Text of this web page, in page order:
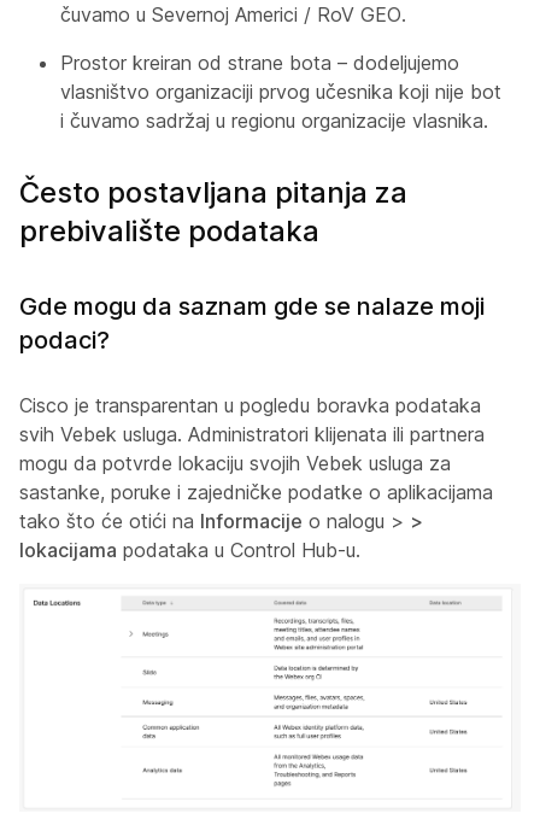
čuvamo u Severnoj Americi / RoV GEO.
Prostor kreiran od strane bota – dodeljujemo
vlasništvo organizaciji prvog učesnika koji nije bot
i čuvamo sadržaj u regionu organizacije vlasnika.
Često postavljana pitanja za
prebivalište podataka
Gde mogu da saznam gde se nalaze moji
podaci?
Cisco je transparentan u pogledu boravka podataka
svih Vebek usluga. Administratori klijenata ili partnera
mogu da potvrde lokaciju svojih Vebek usluga za
sastanke, poruke i zajedničke podatke o aplikacijama
tako što će otići na Informacije o nalogu > >
lokacijama podataka u Control Hub-u.